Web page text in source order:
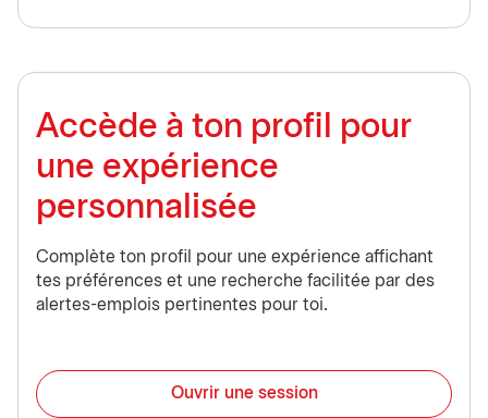
Accède à ton profil pour
une expérience
personnalisée
Complète ton profil pour une expérience affichant
tes préférences et une recherche facilitée par des
alertes-emplois pertinentes pour toi.
Ouvrir une session